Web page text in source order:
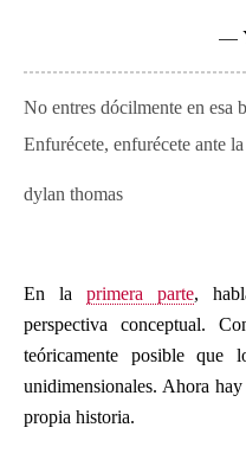
—
No entres dócilmente en esa
Enfurécete, enfurécete ante la
dylan thomas
En laprimera parte,
perspectiva conceptual.
teóricamente posible que
unidimensionales. Ahora
propia historia.